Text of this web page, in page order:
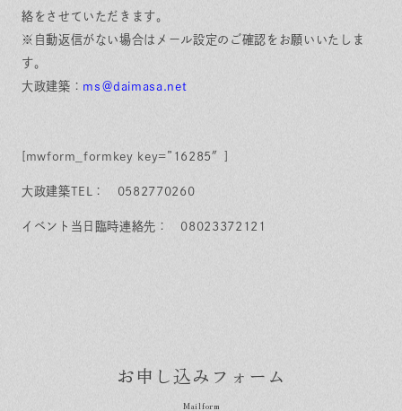
絡をさせていただきます。
※自動返信がない場合はメール設定のご確認をお願いいたしま
す。
大政建築： ms＠daimasa.net
[mwform_formkey key=”16285″]
大政建築TEL： 0582770260
イベント当日臨時連絡先： 08023372121
お申し込みフォーム